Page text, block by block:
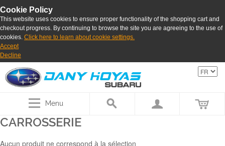
Cookie Policy
This website uses cookies to ensure proper functionality of the shopping cart and
checkout progress. By continuing to browse the site you are agreeing to the use of
cookies. Click here to learn about cookie settings.
Accept
Decline
Menu
CARROSSERIE
Aucun produit ne correspond à la sélection